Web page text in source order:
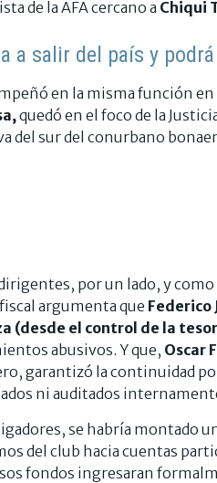
de la AFA cercano a Chiqui
a salir del país y
en la misma función en
quedó en el foco de la
sur del conurbano
por un lado, y
argumenta que Federico
(desde el control de la
abusivos. Y que, Oscar
garantizó la continuidad
ni auditados
se habría montado
del club hacia cuentas
fondos ingresaran